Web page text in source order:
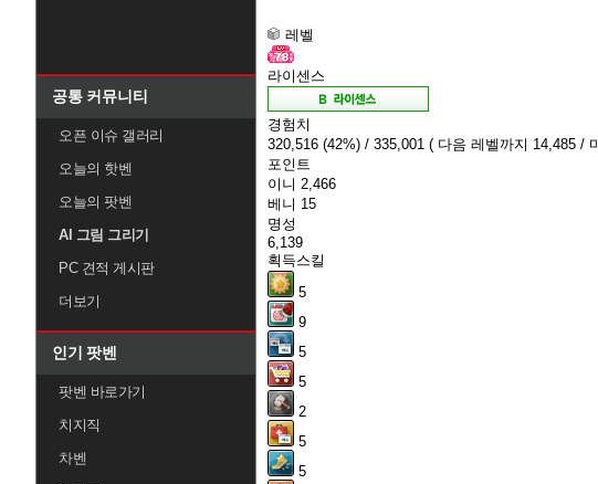
공통 커뮤니티
오픈 이슈 갤러리
오늘의 핫벤
오늘의 팟벤
AI 그림 그리기
PC 견적 게시판
더보기
인기 팟벤
팟벤 바로가기
치지직
차벤
레벨
라이센스
경험치
320,516 (42%) / 335,001 ( 다음 레벨까지 14,485 /
포인트
이니 2,466
베니 15
명성
6,139
획득스킬
5
9
5
5
2
5
5